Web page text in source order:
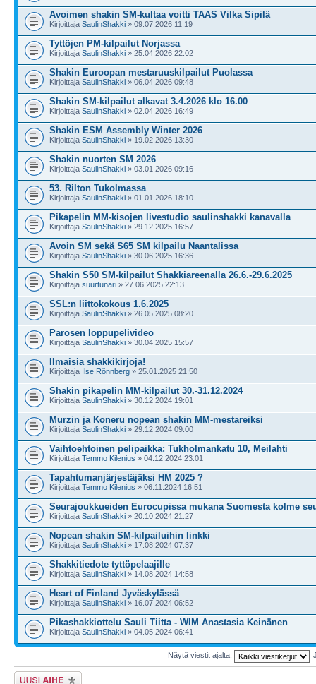
Avoimen shakin SM-kultaa voitti TAAS Vilka Sipilä
Kirjoittaja SaulinShakki » 09.07.2026 11:19
Tyttöjen PM-kilpailut Norjassa
Kirjoittaja SaulinShakki » 25.04.2026 22:02
Shakin Euroopan mestaruuskilpailut Puolassa
Kirjoittaja SaulinShakki » 06.04.2026 09:48
Shakin SM-kilpailut alkavat 3.4.2026 klo 16.00
Kirjoittaja SaulinShakki » 02.04.2026 16:49
Shakin ESM Assembly Winter 2026
Kirjoittaja SaulinShakki » 19.02.2026 13:30
Shakin nuorten SM 2026
Kirjoittaja SaulinShakki » 03.01.2026 09:16
53. Rilton Tukolmassa
Kirjoittaja SaulinShakki » 01.01.2026 18:10
Pikapelin MM-kisojen livestudio saulinshakki kanavalla
Kirjoittaja SaulinShakki » 29.12.2025 16:57
Avoin SM sekä S65 SM kilpailu Naantalissa
Kirjoittaja SaulinShakki » 30.06.2025 16:36
Shakin S50 SM-kilpailut Shakkiareenalla 26.6.-29.6.2025
Kirjoittaja suurtunari » 27.06.2025 22:13
SSL:n liittokokous 1.6.2025
Kirjoittaja SaulinShakki » 26.05.2025 08:20
Parosen loppupelivideo
Kirjoittaja SaulinShakki » 30.04.2025 15:57
Ilmaisia shakkikirjoja!
Kirjoittaja Ilse Rönnberg » 25.01.2025 21:50
Shakin pikapelin MM-kilpailut 30.-31.12.2024
Kirjoittaja SaulinShakki » 30.12.2024 19:01
Murzin ja Koneru nopean shakin MM-mestareiksi
Kirjoittaja SaulinShakki » 29.12.2024 09:00
Vaihtoehtoinen pelipaikka: Tukholmankatu 10, Meilahti
Kirjoittaja Temmo Kilenius » 04.12.2024 23:01
Tapahtumanjärjestäjäksi HM 2025 ?
Kirjoittaja Temmo Kilenius » 06.11.2024 16:51
Seurajoukkueiden Eurocupissa mukana Suomesta kolme
Kirjoittaja SaulinShakki » 20.10.2024 21:27
Nopean shakin SM-kilpailuihin linkki
Kirjoittaja SaulinShakki » 17.08.2024 07:37
Shakkitiedote tyttöpelaajille
Kirjoittaja SaulinShakki » 14.08.2024 14:58
Heart of Finland Jyväskylässä
Kirjoittaja SaulinShakki » 16.07.2024 06:52
Pikashakkiottelu Sauli Tiitta - WIM Anastasia Keinänen
Kirjoittaja SaulinShakki » 04.05.2024 06:41
Näytä viestit ajalta:
Lähetä uusi viesti